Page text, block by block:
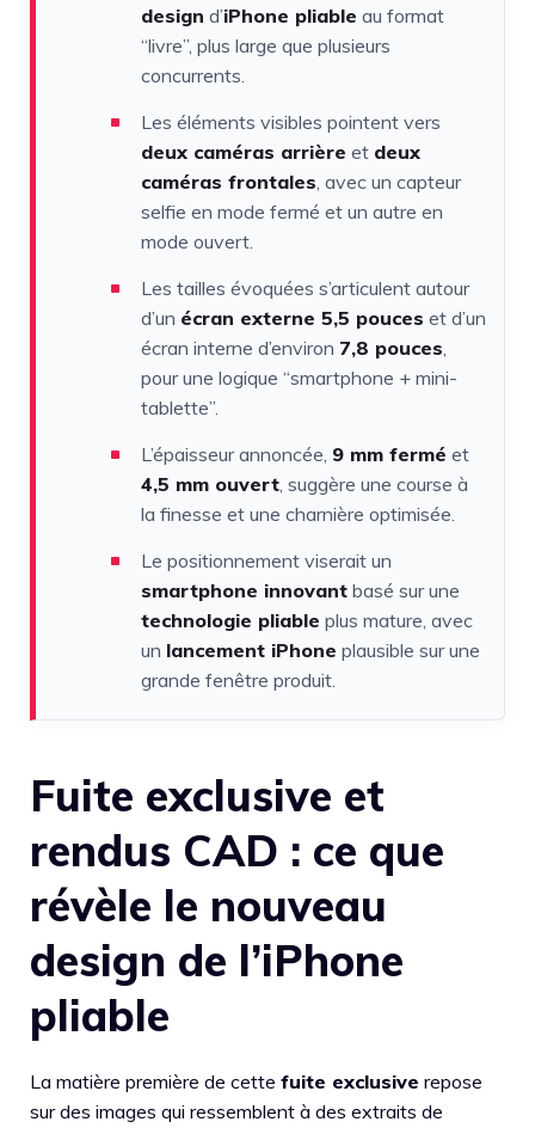
design d’iPhone pliable au format
“livre”, plus large que plusieurs
concurrents.
Les éléments visibles pointent vers
deux caméras arrière et deux
caméras frontales, avec un capteur
selfie en mode fermé et un autre en
mode ouvert.
Les tailles évoquées s’articulent autour
d’un écran externe 5,5 pouces et d’un
écran interne d’environ 7,8 pouces,
pour une logique “smartphone + mini-
tablette”.
L’épaisseur annoncée, 9 mm fermé et
4,5 mm ouvert, suggère une course à
la finesse et une charnière optimisée.
Le positionnement viserait un
smartphone innovant basé sur une
technologie pliable plus mature, avec
un lancement iPhone plausible sur une
grande fenêtre produit.
Fuite exclusive et
rendus CAD : ce que
révèle le nouveau
design de l’iPhone
pliable
La matière première de cette fuite exclusive repose
sur des images qui ressemblent à des extraits de